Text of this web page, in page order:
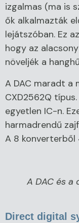
izgalmas (ma is
ők alkalmazták
lejátszóban. Ez
hogy az
növeljék a
A DAC maradt a
CXD2562Q
egyetlen IC-n.
harmadrendű
A 8 konverterből
A DAC és a
Direct digital